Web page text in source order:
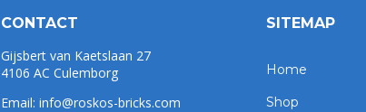
CONTACT
Gijsbert van Kaetslaan 27
4106 AC Culemborg
Email: info@roskos-bricks.com
SITEMAP
Home
Shop